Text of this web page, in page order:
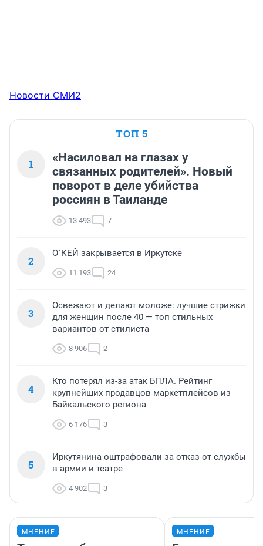
Новости СМИ2
ТОП 5
1
«Насиловал на глазах у
связанных родителей». Новый
поворот в деле убийства
россиян в Таиланде
13 493 7
2
О`КЕЙ закрывается в Иркутске
11 193 24
3
Освежают и делают моложе: лучшие стрижки
для женщин после 40 — топ стильных
вариантов от стилиста
8 906 2
4
Кто потерял из-за атак БПЛА. Рейтинг
крупнейших продавцов маркетплейсов из
Байкальского региона
6 176 3
5
Иркутянина оштрафовали за отказ от службы
в армии и театре
4 902 3
МНЕНИЕ МНЕНИЕ